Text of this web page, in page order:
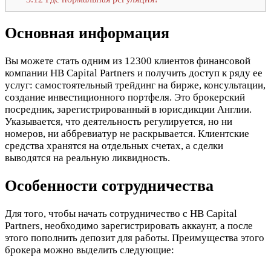
Основная информация
Вы можете стать одним из 12300 клиентов финансовой
компании HB Capital Partners и получить доступ к ряду ее
услуг: самостоятельный трейдинг на бирже, консультации,
создание инвестиционного портфеля. Это брокерский
посредник, зарегистрированный в юрисдикции Англии.
Указывается, что деятельность регулируется, но ни
номеров, ни аббревиатур не раскрывается. Клиентские
средства хранятся на отдельных счетах, а сделки
выводятся на реальную ликвидность.
Особенности сотрудничества
Для того, чтобы начать сотрудничество с HB Capital
Partners, необходимо зарегистрировать аккаунт, а после
этого пополнить депозит для работы. Преимущества этого
брокера можно выделить следующие: